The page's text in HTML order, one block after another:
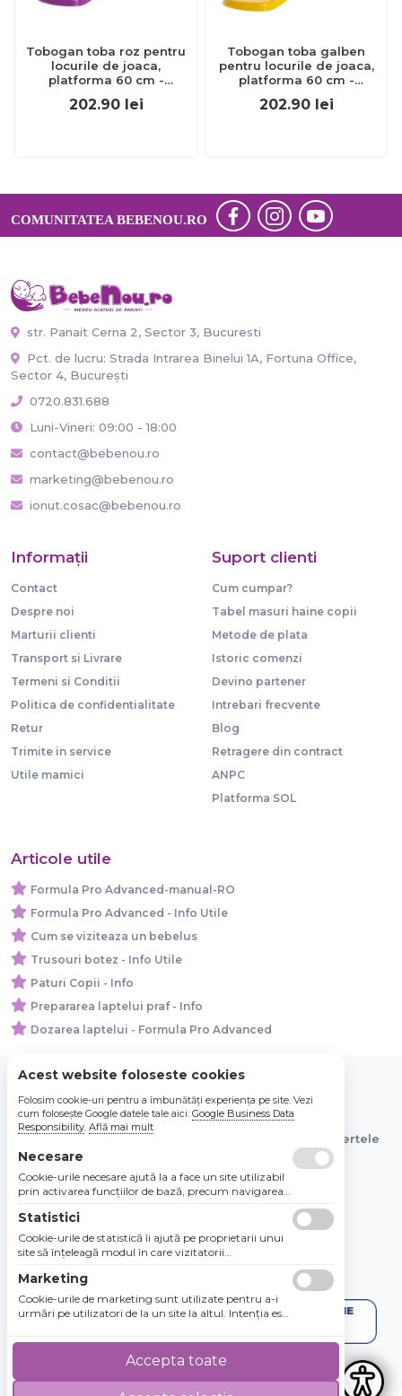
Tobogan toba roz pentru
locurile de joaca,
platforma 60 cm -
okekbt417.006.010.001
202.90 lei
Tobogan toba galben
pentru locurile de joaca,
platforma 60 cm -
okekbt417.006.003.001
202.90 lei
COMUNITATEA BEBENOU.RO
str. Panait Cerna 2, Sector 3, Bucuresti
Pct. de lucru: Strada Intrarea Binelui 1A, Fortuna Office,
Sector 4, București
0720.831.688
Luni-Vineri: 09:00 - 18:00
contact@bebenou.ro
marketing@bebenou.ro
ionut.cosac@bebenou.ro
Informaţii
Contact
Despre noi
Marturii clienti
Transport si Livrare
Termeni si Conditii
Politica de confidentialitate
Retur
Trimite in service
Utile mamici
Suport clienti
Cum cumpar?
Tabel masuri haine copii
Metode de plata
Istoric comenzi
Devino partener
Intrebari frecvente
Blog
Retragere din contract
ANPC
Platforma SOL
Articole utile
Formula Pro Advanced-manual-RO
Formula Pro Advanced - Info Utile
Cum se viziteaza un bebelus
Trusouri botez - Info Utile
Paturi Copii - Info
Prepararea laptelui praf - Info
Dozarea laptelui - Formula Pro Advanced
© 2026 Bebe Nou Online Store SRL
Toate preturile sunt exprimate in lei si includ tva. Ofertele
sunt valabile in limita stocului disponibil.
Acest website foloseste cookies
Folosim cookie-uri pentru a îmbunătăți experiența pe site. Vezi
cum folosește Google datele tale aici: Google Business Data
Responsibility. Află mai mult
Necesare
Cookie-urile necesare ajută la a face un site utilizabil
prin activarea funcţiilor de bază, precum navigarea
Site-ul nu poate funcţiona corespunzător fără aceste
cookie-uri.
Statistici
Cookie-urile de statistică îi ajută pe proprietarii unui
site să înţeleagă modul în care vizitatorii
raportarea informaţiilor în mod anonim.
Marketing
Cookie-urile de marketing sunt utilizate pentru a-i
urmări pe utilizatori de la un site la altul. Intenţia este
utilizatorii individuali, aşadar ele sunt mai valoroase
pentru agenţiile de puiblicitate şi părţile terţe care se
Accepta toate